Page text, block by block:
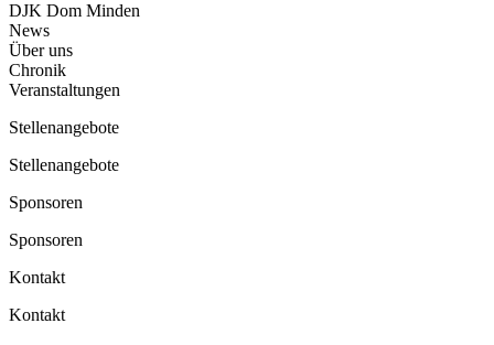
DJK Dom Minden
News
Über uns
Chronik
Veranstaltungen
Stellenangebote
Stellenangebote
Sponsoren
Sponsoren
Kontakt
Kontakt